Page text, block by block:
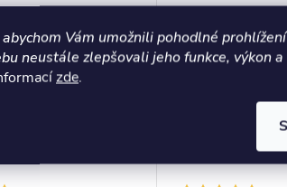
Vám umožnili pohodlné
neustále zlepšovali jeho funkce, výkon a
zde.